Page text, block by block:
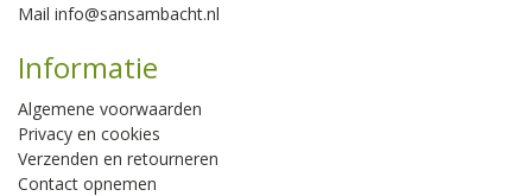
Mail info@sansambacht.nl
Informatie
Algemene voorwaarden
Privacy en cookies
Verzenden en retourneren
Contact opnemen